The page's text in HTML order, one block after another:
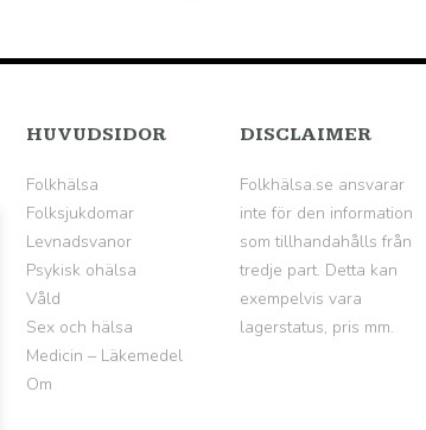
HUVUDSIDOR
Folkhälsa
Folksjukdomar
Levnadsvanor
Psykisk ohälsa
Våld
Sex och hälsa
Medicin – Läkemedel
Om
DISCLAIMER
Folkhälsa.se ansvarar
inte för den information
som tillhandahålls från
tredje part. Detta kan
exempelvis vara
lagerstatus, pris mm.